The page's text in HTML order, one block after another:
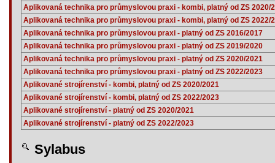
Aplikovaná technika pro průmyslovou praxi - kombi, platný od ZS 2020/
Aplikovaná technika pro průmyslovou praxi - kombi, platný od ZS 2022/
Aplikovaná technika pro průmyslovou praxi - platný od ZS 2016/2017
Aplikovaná technika pro průmyslovou praxi - platný od ZS 2019/2020
Aplikovaná technika pro průmyslovou praxi - platný od ZS 2020/2021
Aplikovaná technika pro průmyslovou praxi - platný od ZS 2022/2023
Aplikované strojírenství - kombi, platný od ZS 2020/2021
Aplikované strojírenství - kombi, platný od ZS 2022/2023
Aplikované strojírenství - platný od ZS 2020/2021
Aplikované strojírenství - platný od ZS 2022/2023
Sylabus